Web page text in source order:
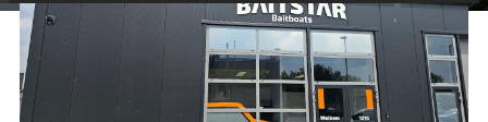
voortdurend verschijnt.